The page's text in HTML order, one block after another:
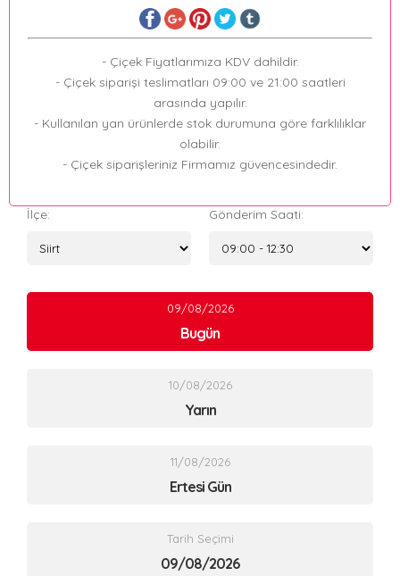
- Çiçek Fiyatlarımıza KDV dahildir.
- Çiçek siparişi teslimatları 09:00 ve 21:00 saatleri
arasında yapılır.
- Kullanılan yan ürünlerde stok durumuna göre farklılıklar
olabilir.
- Çiçek siparişleriniz Firmamız güvencesindedir.
İlçe: Gönderim Saati:
09/08/2026
Bugün
10/08/2026
Yarın
11/08/2026
Ertesi Gün
Tarih Seçimi